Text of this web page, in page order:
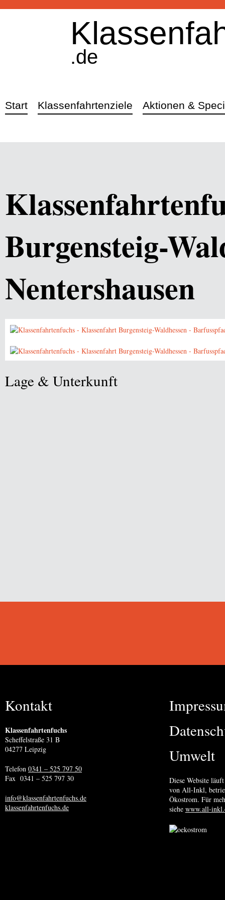
.de
Start Klassenfahrtenziele Aktionen &
Burgensteig-
Nentershausen
Lage & Unterkunft
Kontakt
Klassenfahrtenfuchs
Scheffelstraße 31 B
04277 Leipzig
Telefon 0341 – 525 797 50
Fax 0341 – 525 797 30
info@klassenfahrtenfuchs.de
klassenfahrtenfuchs.de
Umwelt
Diese Website
von All-Inkl,
Ökostrom. Für
siehe www.all-